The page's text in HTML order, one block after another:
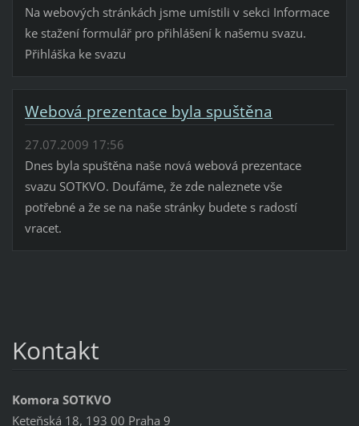
Na webových stránkách jsme umístili v sekci Informace
ke stažení formulář pro přihlášení k našemu svazu.
Přihláška ke svazu
Webová prezentace byla spuštěna
27.07.2009 17:56
Dnes byla spuštěna naše nová webová prezentace
svazu SOTKVO. Doufáme, že zde naleznete vše
potřebné a že se na naše stránky budete s radostí
vracet.
Kontakt
Komora SOTKVO
Keteňská 18, 193 00 Praha 9